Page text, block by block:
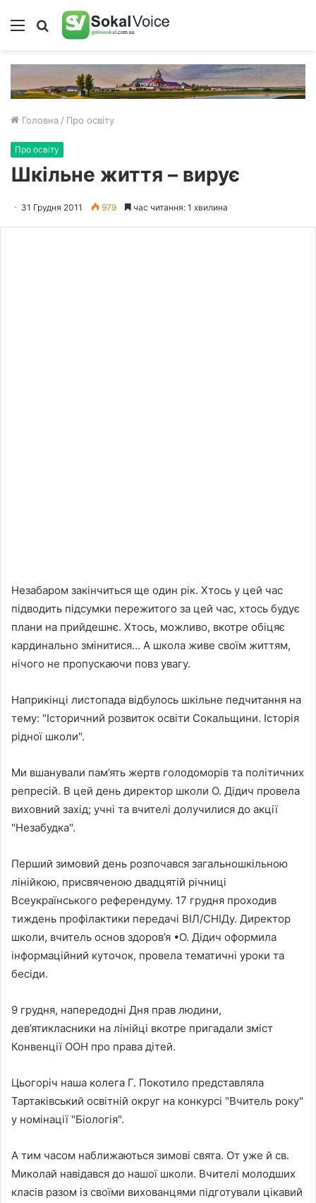
Меню Пошук
Головна / Про освіту
Про освіту
Шкільне життя – вирує
31 Грудня 2011 979 час читання: 1 хвилина
Незабаром закінчиться ще один рік. Хтось у цей час
підводить підсумки пережитого за цей час, хтось будує
плани на прийдешнє. Хтось, можливо, вкотре обіцяє
кардинально змінитися… А школа живе своїм життям,
нічого не пропускаючи повз увагу.
Наприкінці листопада відбулось шкільне педчитання на
тему: "Історичний розвиток освіти Сокальщини. Історія
рідної школи".
Ми вшанували пам’ять жертв голодоморів та політичних
репресій. В цей день директор школи О. Дідич провела
виховний захід; учні та вчителі долучилися до акції
"Незабудка".
Перший зимовий день розпочався загальношкільною
лінійкою, присвяченою двадцятій річниці
Всеукраїнського референдуму. 17 грудня проходив
тиждень профілактики передачі ВІЛ/СНІДу. Директор
школи, вчитель основ здоров’я •О. Дідич оформила
інформаційний куточок, провела тематичні уроки та
бесіди.
9 грудня, напередодні Дня прав людини,
дев’ятикласники на лінійці вкотре пригадали зміст
Конвенції ООН про права дітей.
Цьогоріч наша колега Г. Покотило представляла
Тартаківський освітній округ на конкурсі "Вчитель року"
у номінації "Біологія".
А тим часом наближаються зимові свята. От уже й св.
Миколай навідався до нашої школи. Вчителі молодших
класів разом із своїми вихованцями підготували цікавий